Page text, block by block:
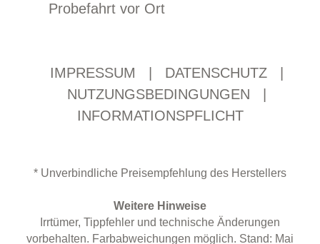
Probefahrt vor Ort
IMPRESSUM DATENSCHUTZ
NUTZUNGSBEDINGUNGEN
INFORMATIONSPFLICHT
* Unverbindliche Preisempfehlung des Herstellers
Weitere Hinweise
Irrtümer, Tippfehler und technische Änderungen
vorbehalten. Farbabweichungen möglich. Stand: Mai